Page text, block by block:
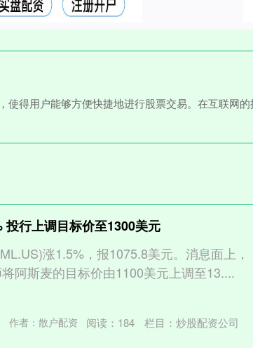
得用户能够方便快捷地进行股票交易。在互联网
行上调目标价至1300美元
涨1.5%，报1075.8美元。消息面上，
阿斯麦的目标价由1100美元上调至13....
作者：散户配资 阅读： 184 栏目： 炒股配资公司